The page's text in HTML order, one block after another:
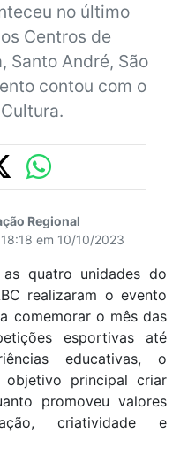
no último
Centros de
Santo André, São
contou com o
Regional
em 10/10/2023
quatro unidades do
realizaram o evento
comemorar o mês das
esportivas até
educativas, o
objetivo principal criar
promoveu valores
criatividade e